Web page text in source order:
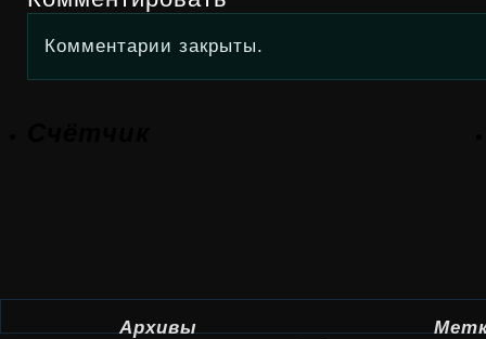
Комментарии закрыты.
Архивы